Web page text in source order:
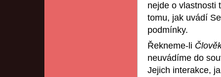
nejde o vlastnosti
tomu, jak uvádí
podmínky.
Řekneme-li
neuvádíme do
Jejich interakce,